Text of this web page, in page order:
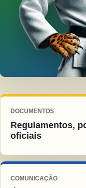
DOCUMENTOS
Regulamentos,
oficiais
COMUNICAÇÃO